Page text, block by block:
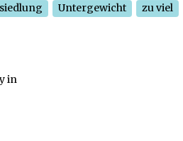
Untergewicht zu viel
in